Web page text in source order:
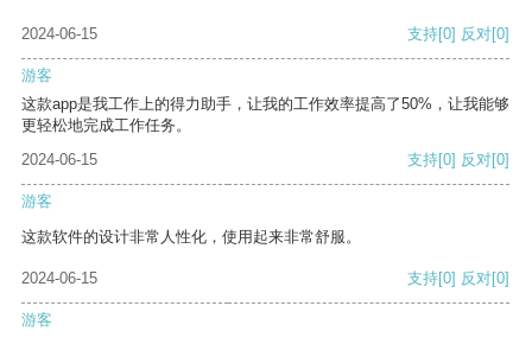
2024-06-15 支持[0] 反对[0]
游客
这款app是我工作上的得力助手，让我的工作效率提高了50%，让我能够
更轻松地完成工作任务。
2024-06-15
支持[0] 反对[0]
游客
这款软件的设计非常人性化，使用起来非常舒服。
2024-06-15 支持[0] 反对[0]
游客